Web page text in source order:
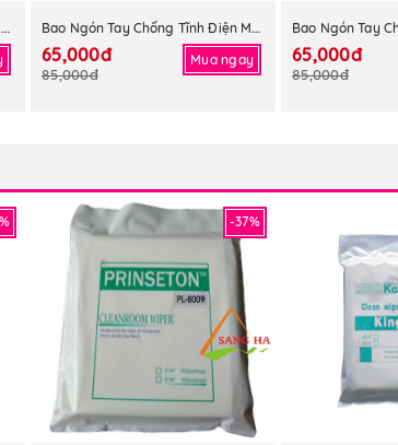
Bao Ngón Tay Chống Tĩnh Điện Màu Vàng Bao Ngón Tay Chống Tĩnh Điện Màu Trắng
65,000đ
85,000đ
Mua ngay 65,000đ
85,000đ
-37%